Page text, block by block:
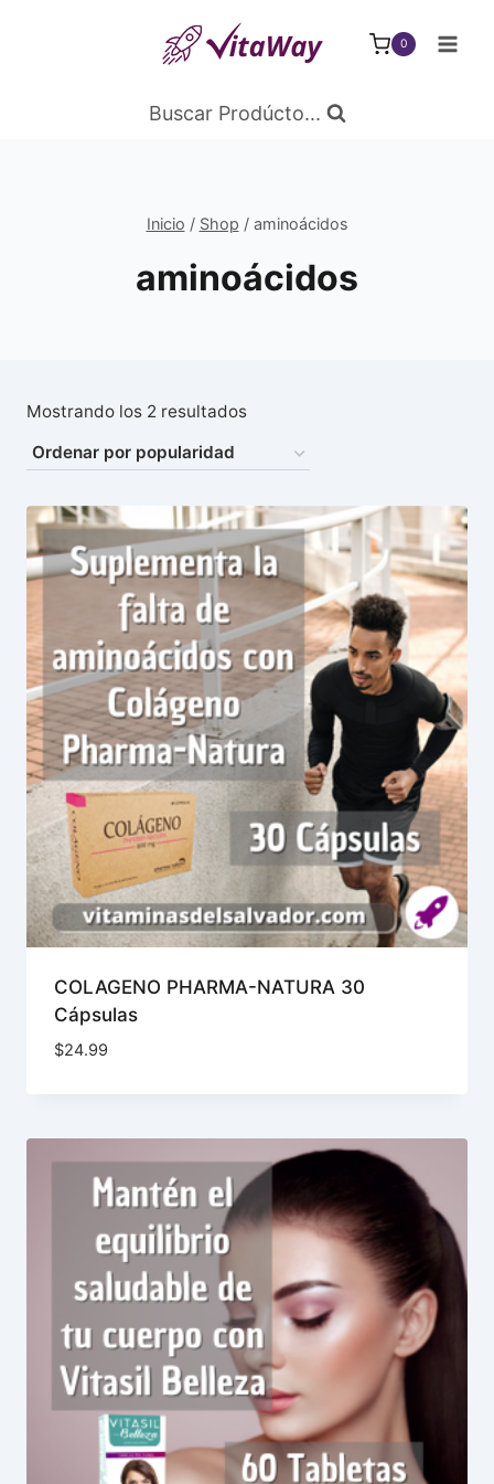
0
Buscar Prodúcto...
Inicio / Shop / aminoácidos
aminoácidos
Mostrando los 2 resultadosOrdenado
popularidad
COLAGENO PHARMA-NATURA 30
Cápsulas
$24.99